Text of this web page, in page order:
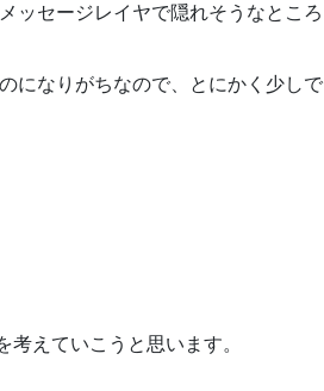
ッセージレイヤで隠れそうなところ
になりがちなので、とにかく少しで
えていこうと思います。